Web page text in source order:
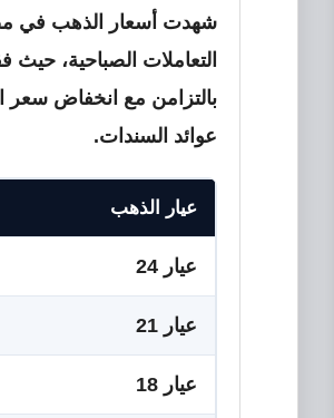
بالتزامن مع انخفاض سعر
عوائد السندات.
عيار الذهب
عيار 24
عيار 21
عيار 18